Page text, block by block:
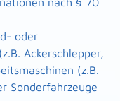
oder
Ackerschlepper,
(z.B.
Sonderfahrzeuge